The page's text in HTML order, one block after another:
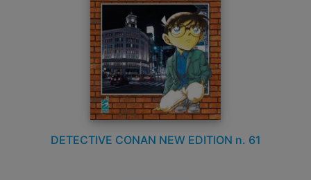
DETECTIVE CONAN NEW EDITION n. 61